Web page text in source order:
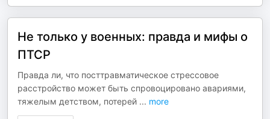
Не только у военных: правда и мифы о
ПТСР
Правда ли, что посттравматическое стрессовое
расстройство может быть спровоцировано авариями,
тяжелым детством, потерей ... more